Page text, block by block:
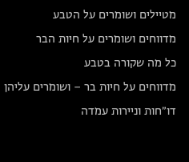
מטיילים ושומרים על הטבע
מדווחים ושומרים על חיות הבר
כל מה שקורה בטבע
מדווחים על חיות בר – ושומרים עליהן
דו״חות וניירות עמדה